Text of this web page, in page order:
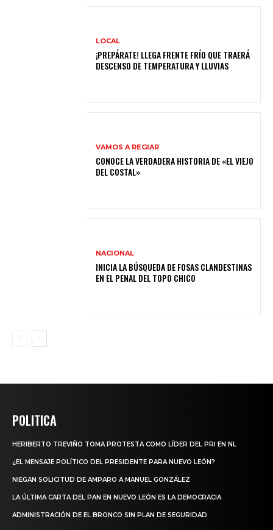
LOCAL
¡PREPÁRATE! LLEGA FRENTE FRÍO QUE TRAERÁ
DESCENSO DE TEMPERATURA Y LLUVIAS
VAMOS A REGIAR
CONOCE LA VERDADERA HISTORIA DE «EL VIEJO
DEL COSTAL»
NACIONAL
INICIA LA BÚSQUEDA DE FOSAS CLANDESTINAS
EN EL PENAL DEL TOPO CHICO
POLITICA
HERIBERTO TREVIÑO TOMA PROTESTA COMO LÍDER DEL PRI EN NL
¿EL MENSAJE POLÍTICO DEL PRESIDENTE PARA NUEVO LEÓN?
NIEGAN SOLICITUD DE AMPARO A MANUEL GONZÁLEZ
LA ÚLTIMA CARTA DEL PAN EN NUEVO LEÓN ES LA DEMOCRACIA
ADMINISTRACIÓN DE EL BRONCO SIN PLAN DE SEGURIDAD